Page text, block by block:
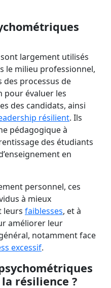
largement utilisés
le milieu professionnel,
des processus de
pour évaluer les
des candidats, ainsi
résilient. Ils
pédagogique à
des étudiants
en
personnel, ces
à mieux
leurs faiblesses, et à
améliorer leur
notamment face
excessif.
résilience ?